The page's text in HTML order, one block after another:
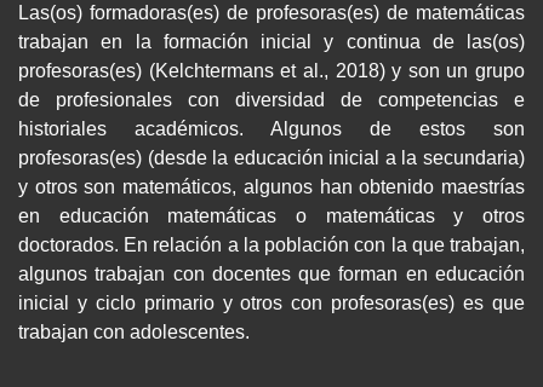
Las(os) formadoras(es) de profesoras(es) de matemáticas
trabajan en la formación inicial y continua de las(os)
profesoras(es) (Kelchtermans et al., 2018) y son un grupo
de profesionales con diversidad de competencias e
historiales académicos. Algunos de estos son
profesoras(es) (desde la educación inicial a la secundaria)
y otros son matemáticos, algunos han obtenido maestrías
en educación matemáticas o matemáticas y otros
doctorados. En relación a la población con la que trabajan,
algunos trabajan con docentes que forman en educación
inicial y ciclo primario y otros con profesoras(es) es que
trabajan con adolescentes.